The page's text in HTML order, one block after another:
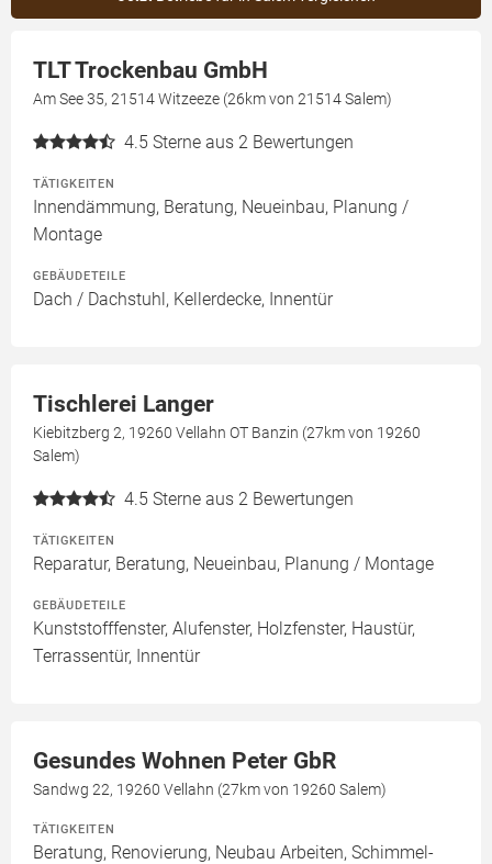
TLT Trockenbau GmbH
Am See 35, 21514 Witzeeze (26km von 21514 Salem)
4.5 Sterne aus 2 Bewertungen
TÄTIGKEITEN
Innendämmung, Beratung, Neueinbau, Planung /
Montage
GEBÄUDETEILE
Dach / Dachstuhl, Kellerdecke, Innentür
Tischlerei Langer
Kiebitzberg 2, 19260 Vellahn OT Banzin (27km von 19260
Salem)
4.5 Sterne aus 2 Bewertungen
TÄTIGKEITEN
Reparatur, Beratung, Neueinbau, Planung / Montage
GEBÄUDETEILE
Kunststofffenster, Alufenster, Holzfenster, Haustür,
Terrassentür, Innentür
Gesundes Wohnen Peter GbR
Sandwg 22, 19260 Vellahn (27km von 19260 Salem)
TÄTIGKEITEN
Beratung, Renovierung, Neubau Arbeiten, Schimmel-